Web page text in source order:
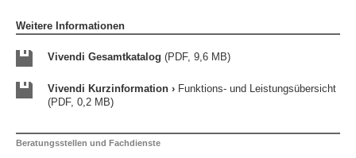
Weitere Informationen
Vivendi Gesamtkatalog (PDF, 9,6 MB)
Vivendi Kurzinformation › Funktions- und Leistungsübersicht
(PDF, 0,2 MB)
Beratungsstellen und Fachdienste